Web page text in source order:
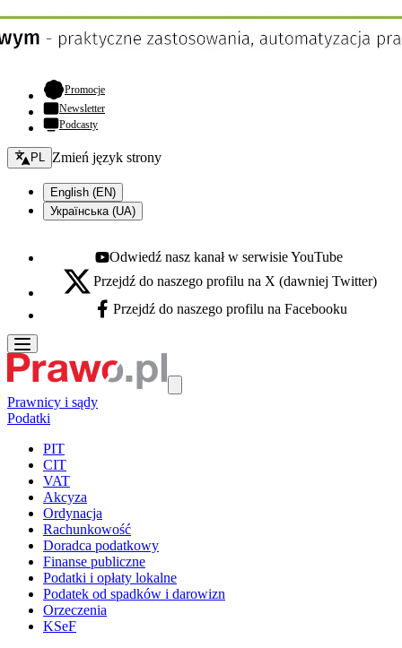
Promocje- otwiera się w nowej karcie
Newsletter
Podcasty
Zmień język - bieżący:
PL Zmień język strony
English (EN)
Українська (UA)
Youtube - otwiera się w nowej karcie
Odwiedź nasz kanał w serwisie YouTube
X - otwiera się w nowej karcie
Przejdź do naszego profilu na X (dawniej Twitter)
Facebook - otwiera się w nowej karcie
Przejdź do naszego profilu na Facebooku
Prawnicy i sądy
Podatki
PIT
CIT
VAT
Akcyza
Ordynacja
Rachunkowość
Doradca podatkowy
Finanse publiczne
Podatki i opłaty lokalne
Podatek od spadków i darowizn
Orzeczenia
KSeF